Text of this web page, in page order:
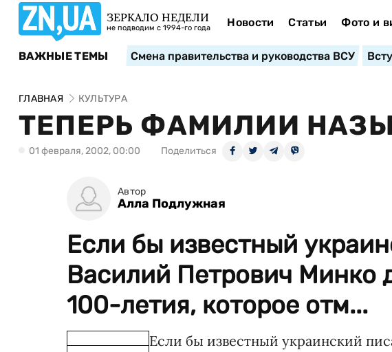
ЗЕРКАЛО НЕДЕЛИ
не подводим с 1994-го года Новости Статьи Фото и
ВАЖНЫЕ ТЕМЫ Смена правительства и руководства ВСУ
ГЛАВНАЯ КУЛЬТУРА
ТЕПЕРЬ ФАМИЛИИ
01 февраля, 2002, 00:00 Поделиться
Автор
Алла Подлужная
Если бы известный
Василий Петрович Минко
100-летия, которое отм...
Если бы известный украинский